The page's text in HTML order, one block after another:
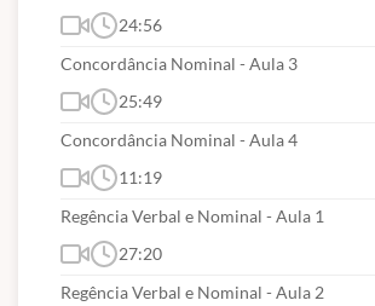
24:56
Concordância Nominal - Aula 3
25:49
Concordância Nominal - Aula 4
11:19
Regência Verbal e Nominal - Aula 1
27:20
Regência Verbal e Nominal - Aula 2